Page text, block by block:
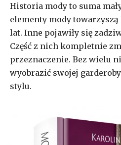
Historia mody to suma
elementy mody
lat. Inne pojawiły się
Część z nich kompletnie
przeznaczenie. Bez wielu
wyobrazić swojej
stylu.